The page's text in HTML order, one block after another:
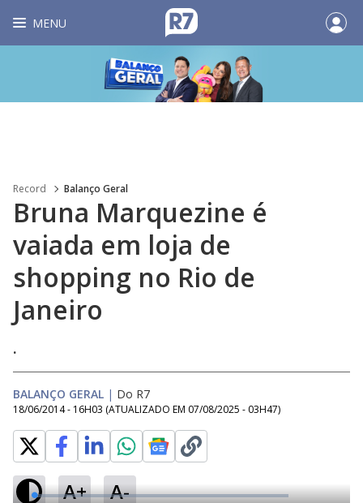
MENU
Record Balanço Geral
Bruna Marquezine é
vaiada em loja de
shopping no Rio de
Janeiro
.
BALANÇO GERAL | Do R7
18/06/2014 - 16H03 (ATUALIZADO EM 07/08/2025 - 03H47)
A+ A-
L